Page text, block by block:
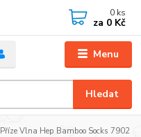
Menu
Hledat
0 ks
za 0 Kč
Příze Vlna Hep Bamboo Socks 7902